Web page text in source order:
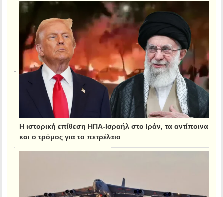
Η ιστορική επίθεση ΗΠΑ-Ισραήλ στο Ιράν, τα αντίποινα
και ο τρόμος για το πετρέλαιο